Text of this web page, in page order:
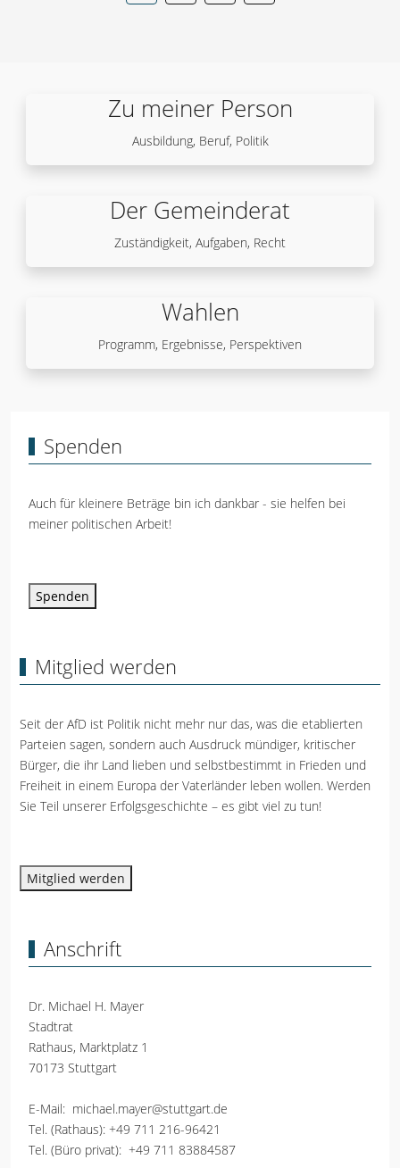
Zu meiner Person
Ausbildung, Beruf, Politik
Der Gemeinderat
Zuständigkeit, Aufgaben, Recht
Wahlen
Programm, Ergebnisse, Perspektiven
Spenden
Auch für kleinere Beträge bin ich dankbar - sie helfen bei
meiner politischen Arbeit!
Spenden
Mitglied werden
Seit der AfD ist Politik nicht mehr nur das, was die etablierten
Parteien sagen, sondern auch Ausdruck mündiger, kritischer
Bürger, die ihr Land lieben und selbstbestimmt in Frieden und
Freiheit in einem Europa der Vaterländer leben wollen. Werden
Sie Teil unserer Erfolgsgeschichte – es gibt viel zu tun!
Mitglied werden
Anschrift
Dr. Michael H. Mayer
Stadtrat
Rathaus, Marktplatz 1
70173 Stuttgart
E-Mail: michael.mayer@stuttgart.de
Tel. (Rathaus): +49 711 216-96421
Tel. (Büro privat): +49 711 83884587